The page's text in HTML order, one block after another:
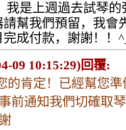
我是上週過去試琴的
幫我們預留，我會
成付款，謝謝！！
09 10:15:29)回覆:
的肯定！已經幫您準
前通知我們切確取